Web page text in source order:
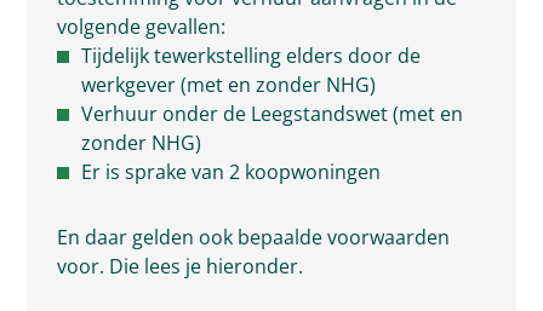
volgende gevallen:
Tijdelijk tewerkstelling elders door de
werkgever (met en zonder NHG)
Verhuur onder de Leegstandswet (met en
zonder NHG)
Er is sprake van 2 koopwoningen
En daar gelden ook bepaalde voorwaarden
voor. Die lees je hieronder.